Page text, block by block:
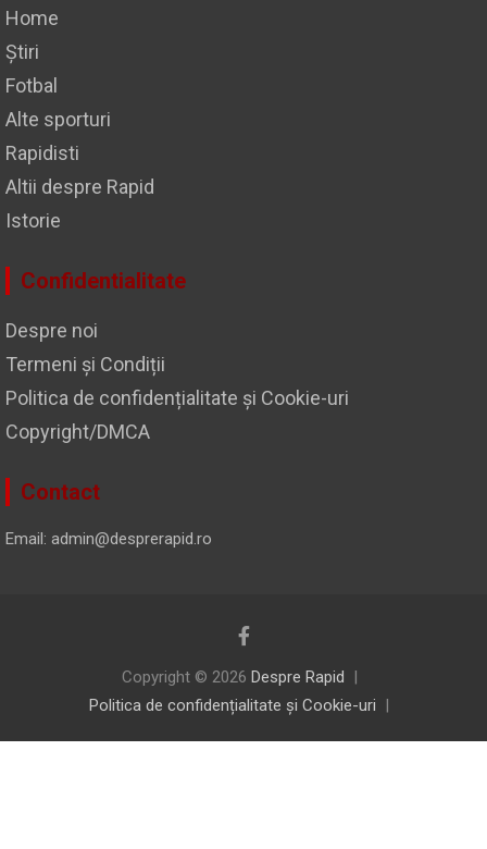
Home
Știri
Fotbal
Alte sporturi
Rapidisti
Altii despre Rapid
Istorie
Confidentialitate
Despre noi
Termeni și Condiții
Politica de confidențialitate și Cookie-uri
Copyright/DMCA
Contact
Email: admin@desprerapid.ro
Copyright © 2026 Despre Rapid
Politica de confidențialitate și Cookie-uri